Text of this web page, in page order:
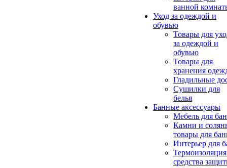
ванной
Уход за одеждой и
обувью
Товары для
за одеждой и
обувью
Товары для
хранения
Гладильные
Сушилки для
белья
Банные аксессуары
Мебель для
Камни и
товары для
Интерьер для
средства